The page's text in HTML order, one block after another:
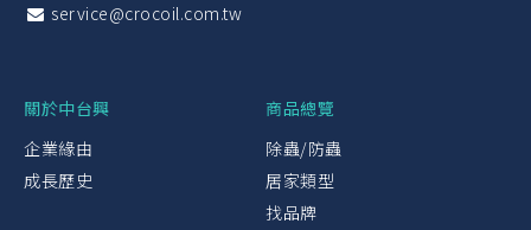
service@crocoil.com.tw
關於中台興
企業緣由
成長歷史
商品總覽
除蟲/防蟲
居家類型
找品牌